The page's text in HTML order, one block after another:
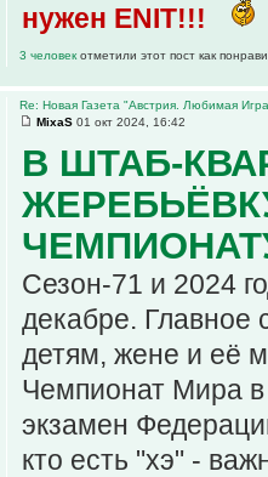
нужен ENIT!!!
3 человек отметили этот пост как
Re: Новая Газета "Австрия. Любимая
MixaS 01 окт 2024, 16:42
В ШТАБ-
Сезон-71 и 2024
декабре. Главное
детям, жене и её
Чемпионат Мира в
экзамен
кто есть "хэ" -